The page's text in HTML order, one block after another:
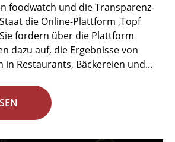
foodwatch und die Transparenz-
die Online-Plattform ‚Topf
fordern über die Plattform
dazu auf, die Ergebnisse von
in Restaurants, Bäckereien und...